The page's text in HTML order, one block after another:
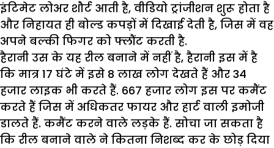
इंटिमेट लोअर शौर्ट आती है, वीडियो ट्रांजीशन शुरू होता है
और निहायत ही बोल्ड कपड़ों में दिखाई देती है, जिस में वह
अपने बल्की फिगर को फ्लौंट करती है.
हैरानी उस के यह रील बनाने में नहीं है, हैरानी इस में है
कि मात्र 17 घंटे में इसे 8 लाख लोग देखते हैं और 34
हजार लाइक भी करते हैं. 667 हजार लोग इस पर कमैंट
करते हैं जिस में अधिकतर फायर और हार्ट वाली इमोजी
डालते हैं. कमैंट करने वाले लड़के हैं. सोचा जा सकता है
कि रील बनाने वाले ने कितना निशब्द कर के छोड़ दिया